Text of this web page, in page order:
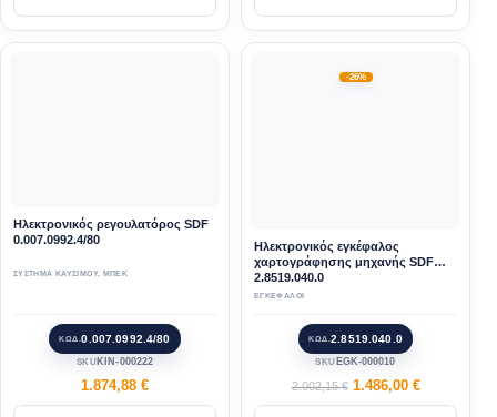
Ηλεκτρονικός ρεγουλατόρος SDF
0.007.0992.4/80
ΣΥΣΤΗΜΑ ΚΑΥΣΙΜΟΥ, ΜΠΕΚ
ΚΩΔ.0.007.0992.4/80
SKU KIN-000222
1.874,88 €
-26%
Ηλεκτρονικός εγκέφαλος
χαρτογράφησης μηχανής SDF
2.8519.040.0
ΕΓΚΕΦΑΛΟΙ
ΚΩΔ.2.8519.040.0
SKU EGK-000010
2.002,15€ 1.486,00 €